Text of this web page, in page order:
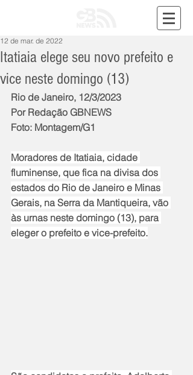
Itatiaia elege seu novo prefeito e
vice neste domingo (13)
12 de mar. de 2022
Rio de Janeiro, 12/3/2023
Por Redação GBNEWS
Foto: Montagem/G1
Moradores de Itatiaia, cidade
fluminense, que fica na divisa dos
estados do Rio de Janeiro e Minas
Gerais, na Serra da Mantiqueira, vão
às urnas neste domingo (13), para
eleger o prefeito e vice-prefeito.